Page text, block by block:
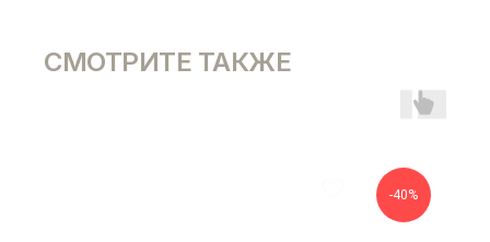
СМОТРИТЕ ТАКЖЕ
-40%